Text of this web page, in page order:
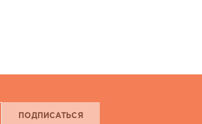
ПОДПИСАТЬСЯ